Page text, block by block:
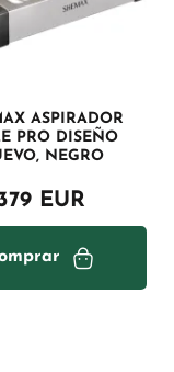
ASPIRADOR
PRO DISEÑO
NEGRO
EUR